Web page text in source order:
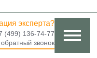
эксперта?
(499) 136-74-77
обратный звонок